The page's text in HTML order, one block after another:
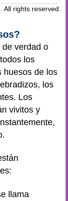
rights reserved.
verdad o
los
huesos de los
los
Los
vivitos y
llama